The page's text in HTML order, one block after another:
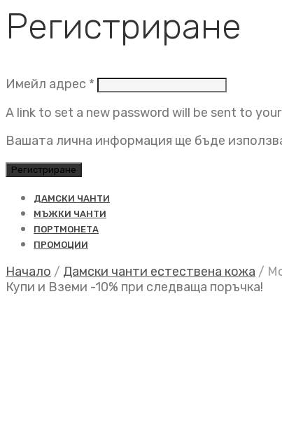
Регистриране
Имейл адрес * Задължително
A link to set a new password will be sent to
Вашата лична информация ще бъде
Регистриране
ДАМСКИ ЧАНТИ
МЪЖКИ ЧАНТИ
ПОРТМОНЕТА
ПРОМОЦИИ
Начало / Дамски чанти естествена кожа /
Купи и Вземи -10% при следваща поръчка!